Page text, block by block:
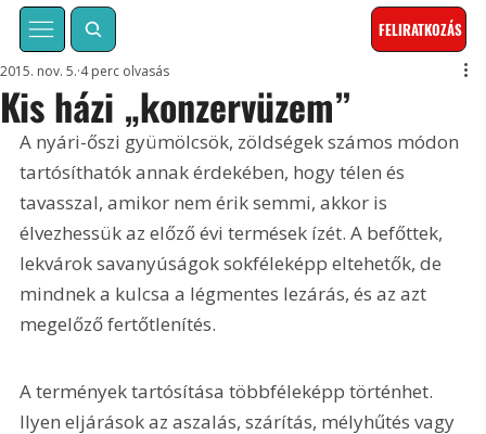
FELIRATKOZÁS
Kis házi „konzervüzem”
2015. nov. 5. 4 perc olvasás
A nyári-őszi gyümölcsök, zöldségek számos módon
tartósíthatók annak érdekében, hogy télen és
tavasszal, amikor nem érik semmi, akkor is
élvezhessük az előző évi termések ízét. A befőttek,
lekvárok savanyúságok sokféleképp eltehetők, de
mindnek a kulcsa a légmentes lezárás, és az azt
megelőző fertőtlenítés.
A termények tartósítása többféleképp történhet.
Ilyen eljárások az aszalás, szárítás, mélyhűtés vagy